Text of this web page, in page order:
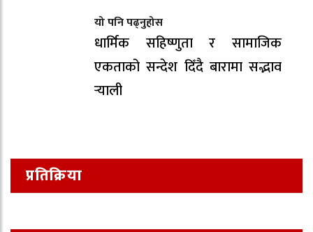
यो पनि पढ्नुहोस
धार्मिक सहिष्णुता र सामाजिक
एकताको सन्देश दिँदै बारामा सद्भाव
र्‍याली
प्रतिक्रिया